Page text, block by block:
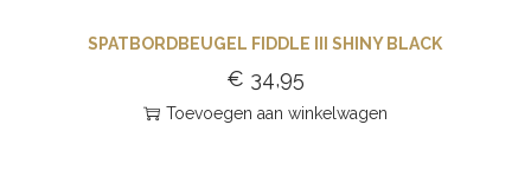
SPATBORDBEUGEL FIDDLE III SHINY BLACK
€ 34,95
Toevoegen aan winkelwagen